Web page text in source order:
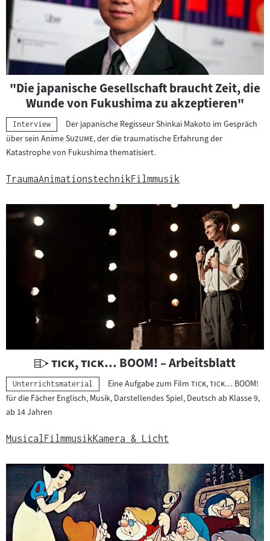
"Die japanische Gesellschaft braucht Zeit, die
Wunde von Fukushima zu akzeptieren"
Kategorie:
Interview
Der japanische Regisseur Shinkai Makoto im Gespräch
über sein Anime"
Suzume", der die traumatische Erfahrung der
Katastrophe von Fukushima thematisiert.
TraumaAnimationstechnikFilmmusik
U
n
t
e
r
c
h
t
s
m
"
tick, tick… BOOM! "
– Arbeitsblatt
Kategorie:
Unterrichtsmaterial Eine Aufgabe zum Film "
tick, tick… BOOM!
für die Fächer Englisch, Musik, Darstellendes Spiel, Deutsch ab Klasse 9,
ab 14 Jahren
Musical FilmmusikKamera & Licht